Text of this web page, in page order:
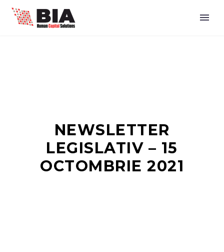
NEWSLETTER
LEGISLATIV – 15
OCTOMBRIE 2021